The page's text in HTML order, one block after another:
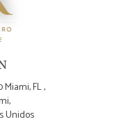
el préstamo
lender generalmente
FL ,
Unidos